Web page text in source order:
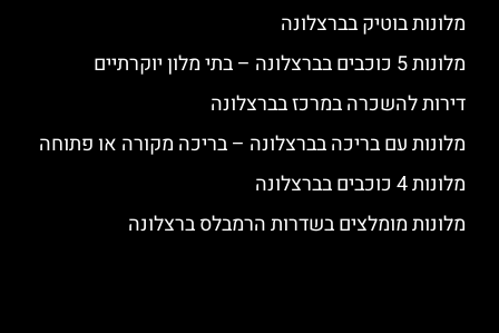
מלונות בוטיק בברצלונה
מלונות 5 כוכבים בברצלונה – בתי מלון יוקרתיים
דירות להשכרה במרכז בברצלונה
מלונות עם בריכה בברצלונה – בריכה מקורה או פתוחה
מלונות 4 כוכבים בברצלונה
מלונות מומלצים בשדרות הרמבלס ברצלונה